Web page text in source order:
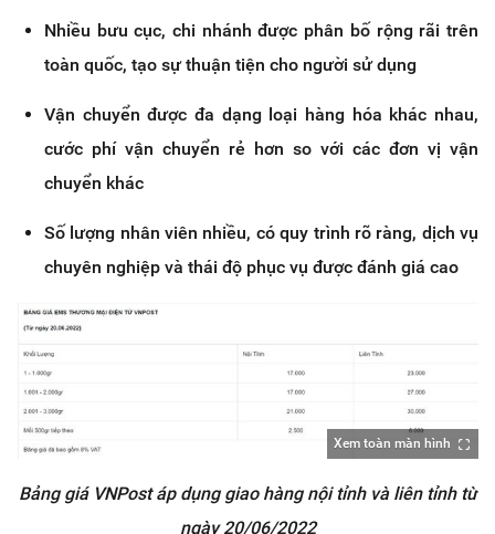
Nhiều bưu cục, chi nhánh được phân bố rộng rãi trên
toàn quốc, tạo sự thuận tiện cho người sử dụng
Vận chuyển được đa dạng loại hàng hóa khác nhau,
cước phí vận chuyển rẻ hơn so với các đơn vị vận
chuyển khác
Số lượng nhân viên nhiều, có quy trình rõ ràng, dịch vụ
chuyên nghiệp và thái độ phục vụ được đánh giá cao
Xem toàn màn hình
Bảng giá VNPost áp dụng giao hàng nội tỉnh và liên tỉnh từ
ngày 20/06/2022